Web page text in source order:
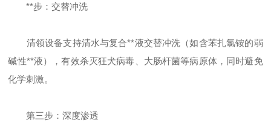
**步：交替冲洗
清领设备支持清水与复合**液交替冲洗（如含苯扎氯铵的弱
碱性**液），有效杀灭狂犬病毒、大肠杆菌等病原体，同时避免
化学刺激。
第三步：深度渗透